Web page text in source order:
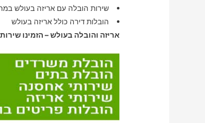
שירות הובלה עם אריזה בעולש
הובלות דירה כולל אריזה בעולש
אריזה והובלה בעולש – הזמינו